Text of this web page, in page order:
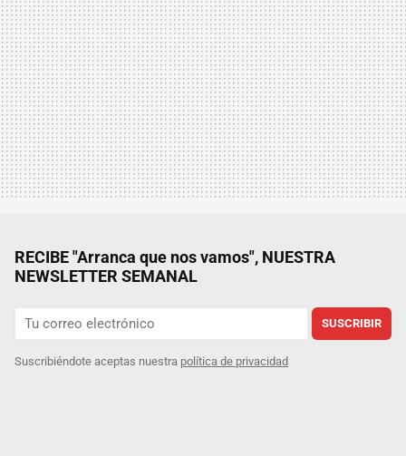
RECIBE "Arranca que nos vamos", NUESTRA
NEWSLETTER SEMANAL
SUSCRIBIR
Suscribiéndote aceptas nuestra política de privacidad